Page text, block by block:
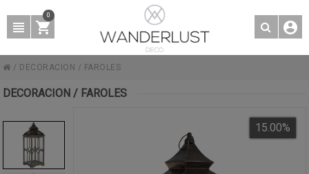
0
/ DECORACION / FAROLES
DECORACION / FAROLES
15.00%